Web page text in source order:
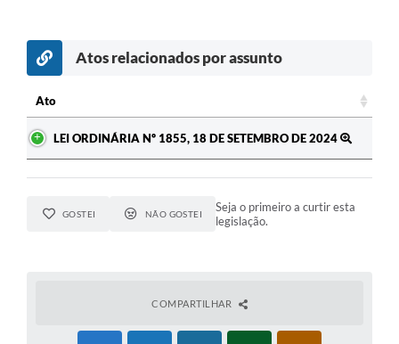
Atos relacionados por assunto
Ato
LEI ORDINÁRIA Nº 1855, 18 DE SETEMBRO DE 2024
GOSTEI NÃO GOSTEI
Seja o primeiro a curtir esta
legislação.
COMPARTILHAR